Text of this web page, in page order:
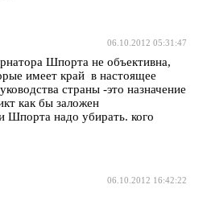
06.10.2012 05:31:47
Шпорта не объективна,
имеет край в настоящее
страны -это назначение
как бы заложен
Шпорта надо убирать. кого
06.10.2012 16:42:22